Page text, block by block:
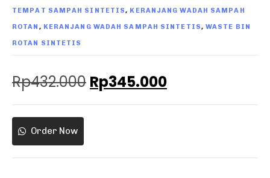
TEMPAT SAMPAH SINTETIS, KERANJANG WADAH SAMPAH
ROTAN , KERANJANG WADAH SAMPAH SINTETIS,WASTE BIN
ROTAN SINTETIS
Rp432.000 Rp345.000
Order Now